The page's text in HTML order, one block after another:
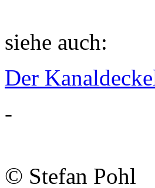
siehe auch:
Der
-
© Stefan Pohl